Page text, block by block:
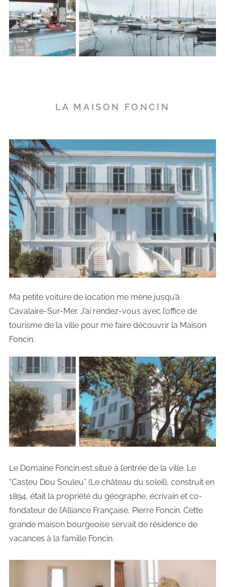
LA MAISON FONCIN
Ma petite voiture de location me mène jusqu’à
Cavalaire-Sur-Mer. J’ai rendez-vous avec l’office de
tourisme de la ville pour me faire découvrir la Maison
Foncin.
Le Domaine Foncin est situé à l’entrée de la ville. Le
“Casteu Dou Souleu” (Le château du soleil), construit en
1894, était la propriété du géographe, écrivain et co-
fondateur de l’Alliance Française, Pierre Foncin. Cette
grande maison bourgeoise servait de résidence de
vacances à la famille Foncin.